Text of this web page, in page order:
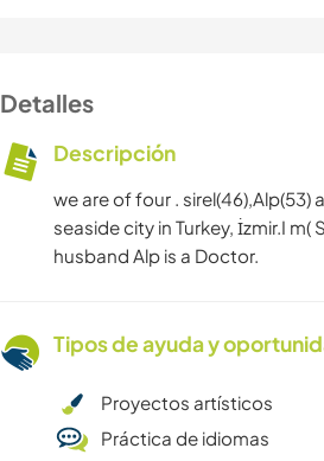
Detalles
Descripción
we are of four . sirel(46),Alp(53)
seaside city in Turkey, İzmir.I
husband Alp is a Doctor.
Tipos de ayuda y
Proyectos artísticos
Práctica de idiomas